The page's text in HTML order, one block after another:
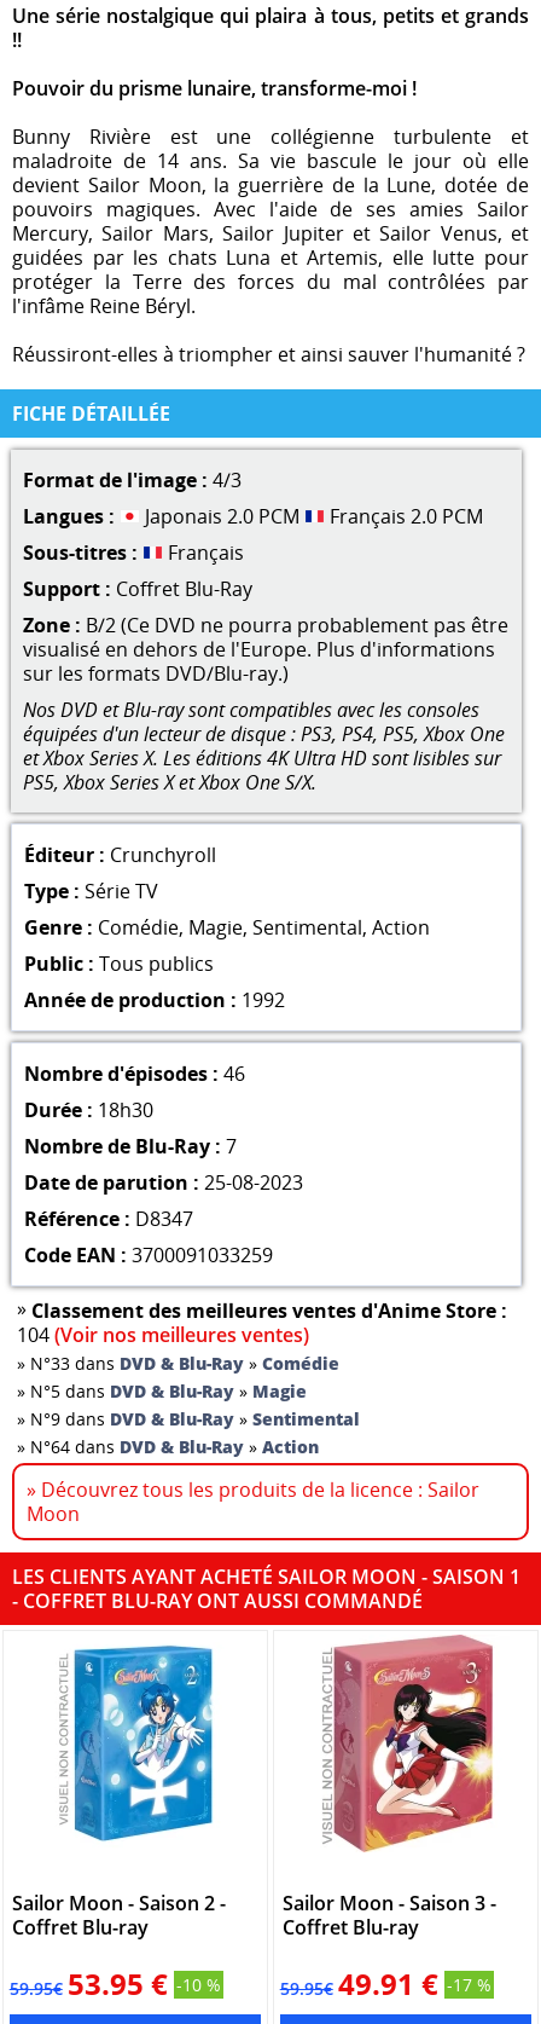
Une série nostalgique qui plaira à tous, petits et grands
!!
Pouvoir du prisme lunaire, transforme-moi !
Bunny Rivière est une collégienne turbulente et
maladroite de 14 ans. Sa vie bascule le jour où elle
devient Sailor Moon, la guerrière de la Lune, dotée de
pouvoirs magiques. Avec l'aide de ses amies Sailor
Mercury, Sailor Mars, Sailor Jupiter et Sailor Venus, et
guidées par les chats Luna et Artemis, elle lutte pour
protéger la Terre des forces du mal contrôlées par
l'infâme Reine Béryl.
Réussiront-elles à triompher et ainsi sauver l'humanité ?
FICHE DÉTAILLÉE
Format de l'image : 4/3
Langues :
Japonais 2.0 PCM
Français 2.0 PCM
Sous-titres :
Français
Support : Coffret Blu-Ray
Zone : B/2 (Ce DVD ne pourra probablement pas être
visualisé en dehors de l'Europe. Plus d'informations
sur les formats DVD/Blu-ray.)
Nos DVD et Blu-ray sont compatibles avec les consoles
équipées d'un lecteur de disque : PS3, PS4, PS5, Xbox One
et Xbox Series X. Les éditions 4K Ultra HD sont lisibles sur
PS5, Xbox Series X et Xbox One S/X.
Éditeur : Crunchyroll
Type : Série TV
Genre : Comédie, Magie, Sentimental, Action
Public : Tous publics
Année de production : 1992
Nombre d'épisodes : 46
Durée : 18h30
Nombre de Blu-Ray : 7
Date de parution : 25-08-2023
Référence : D8347
Code EAN : 3700091033259
» Classement des meilleures ventes d'Anime Store :
104(Voir nos meilleures ventes)
» N°33 dans DVD & Blu-Ray »Comédie
» N°5 dans DVD & Blu-Ray » Magie
» N°9 dans DVD & Blu-Ray »Sentimental
» N°64 dans DVD & Blu-Ray »Action
» Découvrez tous les produits de la licence : Sailor
Moon
LES CLIENTS AYANT ACHETÉ SAILOR MOON - SAISON 1
- COFFRET BLU-RAY ONT AUSSI COMMANDÉ
Sailor Moon - Saison 2 -
Coffret Blu-ray
59.95€ 53.95 € -10 %
Sailor Moon - Saison 3 -
Coffret Blu-ray
59.95€ 49.91 € -17 %